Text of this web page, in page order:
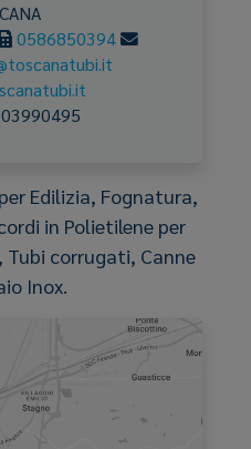
0586850394
Edilizia, Fognatura,
in Polietilene per
corrugati, Canne
Inox.